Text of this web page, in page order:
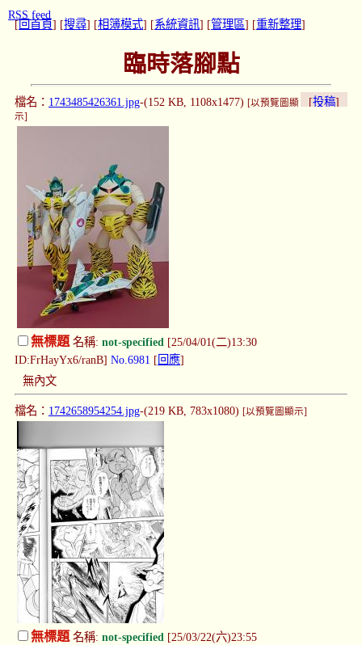
[回首頁] [搜尋] [相簿模式] [系統資訊] [管理區] [重新整理]
臨時落腳點
[投稿]
檔名： 1743485426361.jpg-(152 KB, 1108x1477)
[以預覽圖顯
示]
無標題名稱: not-specified [25/04/01(二)13:30
ID:FrHayYx6/ranB] No.6981 [ 回應]
無內文
檔名： 1742658954254.jpg-(219 KB, 783x1080) [以預覽圖顯示]
無標題名稱: not-specified [25/03/22(六)23:55
RSS feed